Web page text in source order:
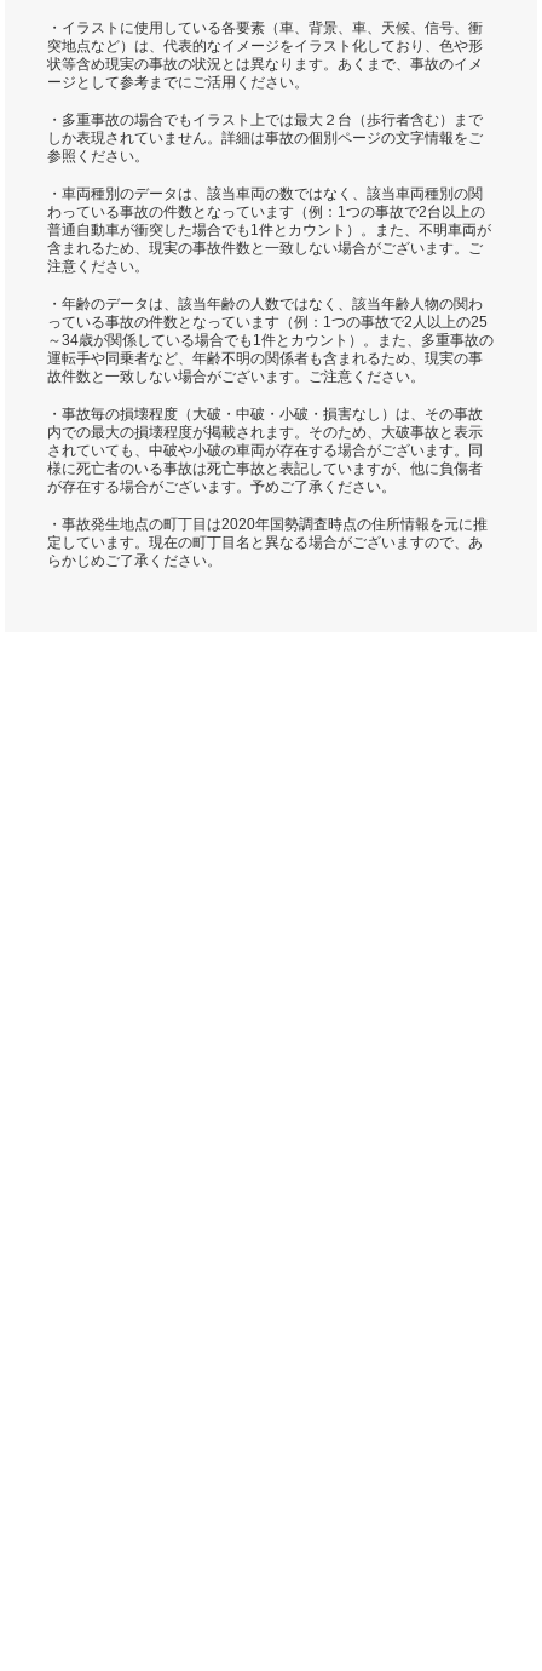
・イラストに使用している各要素（車、背景、車、天候、信号、衝
突地点など）は、代表的なイメージをイラスト化しており、色や形
状等含め現実の事故の状況とは異なります。あくまで、事故のイメ
ージとして参考までにご活用ください。
・多重事故の場合でもイラスト上では最大２台（歩行者含む）まで
しか表現されていません。詳細は事故の個別ページの文字情報をご
参照ください。
・車両種別のデータは、該当車両の数ではなく、該当車両種別の関
わっている事故の件数となっています（例：1つの事故で2台以上の
普通自動車が衝突した場合でも1件とカウント）。また、不明車両が
含まれるため、現実の事故件数と一致しない場合がございます。ご
注意ください。
・年齢のデータは、該当年齢の人数ではなく、該当年齢人物の関わ
っている事故の件数となっています（例：1つの事故で2人以上の25
～34歳が関係している場合でも1件とカウント）。また、多重事故の
運転手や同乗者など、年齢不明の関係者も含まれるため、現実の事
故件数と一致しない場合がございます。ご注意ください。
・事故毎の損壊程度（大破・中破・小破・損害なし）は、その事故
内での最大の損壊程度が掲載されます。そのため、大破事故と表示
されていても、中破や小破の車両が存在する場合がございます。同
様に死亡者のいる事故は死亡事故と表記していますが、他に負傷者
が存在する場合がございます。予めご了承ください。
・事故発生地点の町丁目は2020年国勢調査時点の住所情報を元に推
定しています。現在の町丁目名と異なる場合がございますので、あ
らかじめご了承ください。